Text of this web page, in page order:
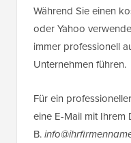
Während Sie einen
oder Yahoo
immer professionell
Unternehmen führen.
Für ein
eine E-Mail mit
B.